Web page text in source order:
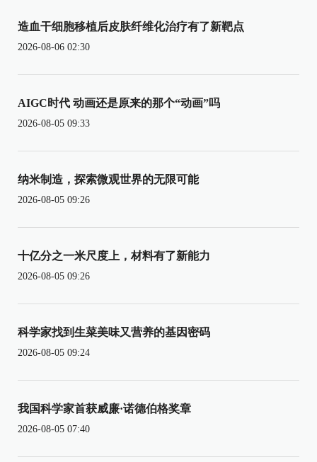
造血干细胞移植后皮肤纤维化治疗有了新靶点
2026-08-06 02:30
AIGC时代 动画还是原来的那个“动画”吗
2026-08-05 09:33
纳米制造，探索微观世界的无限可能
2026-08-05 09:26
十亿分之一米尺度上，材料有了新能力
2026-08-05 09:26
科学家找到生菜美味又营养的基因密码
2026-08-05 09:24
我国科学家首获威廉·诺德伯格奖章
2026-08-05 07:40